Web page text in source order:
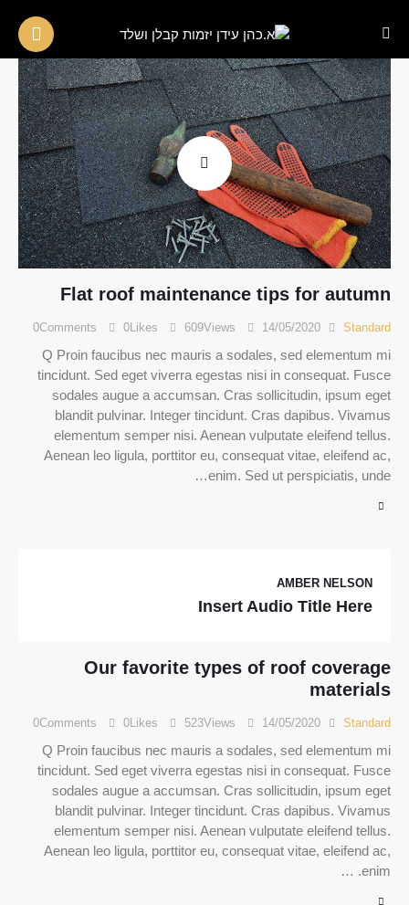
Flat roof maintenance tips for autumn
Standard
14/05/2020
609Views
0Likes
0Comments
Q Proin faucibus nec mauris a sodales, sed elementum mi
tincidunt. Sed eget viverra egestas nisi in consequat. Fusce
sodales augue a accumsan. Cras sollicitudin, ipsum eget
blandit pulvinar. Integer tincidunt. Cras dapibus. Vivamus
elementum semper nisi. Aenean vulputate eleifend tellus.
Aenean leo ligula, porttitor eu, consequat vitae, eleifend ac,
enim. Sed ut perspiciatis, unde…
AMBER NELSON
Insert Audio Title Here
Our favorite types of roof coverage
materials
Standard
14/05/2020
523Views
0Likes
0Comments
Q Proin faucibus nec mauris a sodales, sed elementum mi
tincidunt. Sed eget viverra egestas nisi in consequat. Fusce
sodales augue a accumsan. Cras sollicitudin, ipsum eget
blandit pulvinar. Integer tincidunt. Cras dapibus. Vivamus
elementum semper nisi. Aenean vulputate eleifend tellus.
Aenean leo ligula, porttitor eu, consequat vitae, eleifend ac,
enim. …